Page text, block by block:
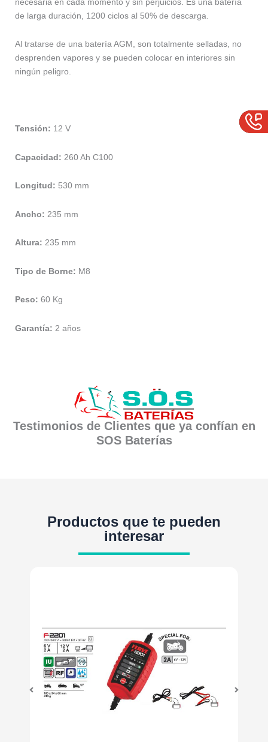
de larga duración, 1200 ciclos al 50% de descarga.
Al tratarse de una batería AGM, son totalmente selladas, no
desprenden vapores y se pueden colocar en interiores sin
ningún peligro.
Tensión: 12 V
Capacidad: 260 Ah C100
Longitud: 530 mm
Ancho: 235 mm
Altura: 235 mm
Tipo de Borne: M8
Peso: 60 Kg
Garantía: 2 años
Testimonios de Clientes que ya confían en
SOS Baterías
Productos que te pueden
interesar